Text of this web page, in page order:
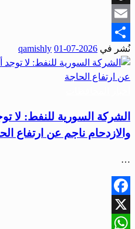
Snapchat
Email
Share
نُشر في 2026-07-01
qamishly
الشركة السورية للنفط: لا
والازدحام ناجم عن ارتفاع
…
Facebook
X